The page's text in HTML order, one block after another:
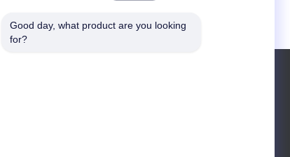
Good day, what product are you looking
for?